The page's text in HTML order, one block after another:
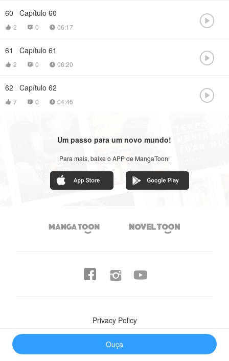
60 Capítulo 60
 2  0  06:17 
61 Capítulo 61
 2  0  06:20 
62 Capítulo 62
 7  0  04:46 
Ouça
Um passo para um novo mundo!
Para mais, baixe o APP de MangaToon!
 
 
Privacy Policy
©2018 - 2026 Mangatoon HK Limited